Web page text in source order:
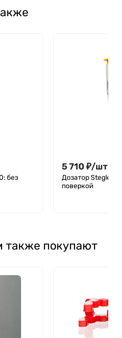
без
5 710 ₽/шт.
Дозатор Stegler
поверкой
также покупают